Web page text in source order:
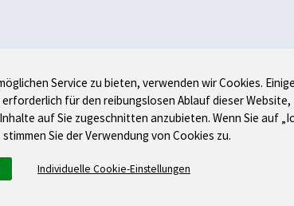
Service zu bieten, verwenden wir Cookies.
für den reibungslosen Ablauf dieser Website,
auf Sie zugeschnitten anzubieten. Wenn Sie auf
Sie der Verwendung von Cookies zu.
Individuelle Cookie-Einstellungen